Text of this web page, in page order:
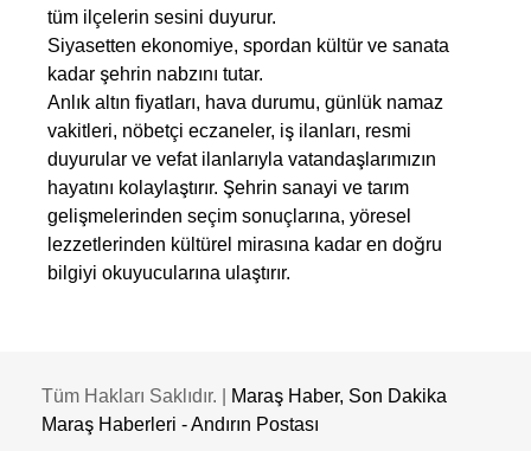
tüm ilçelerin sesini duyurur.
Siyasetten ekonomiye, spordan kültür ve sanata
kadar şehrin nabzını tutar.
Anlık altın fiyatları, hava durumu, günlük namaz
vakitleri, nöbetçi eczaneler, iş ilanları, resmi
duyurular ve vefat ilanlarıyla vatandaşlarımızın
hayatını kolaylaştırır. Şehrin sanayi ve tarım
gelişmelerinden seçim sonuçlarına, yöresel
lezzetlerinden kültürel mirasına kadar en doğru
bilgiyi okuyucularına ulaştırır.
Tüm Hakları Saklıdır. |
Maraş Haber, Son Dakika
Maraş Haberleri - Andırın Postası